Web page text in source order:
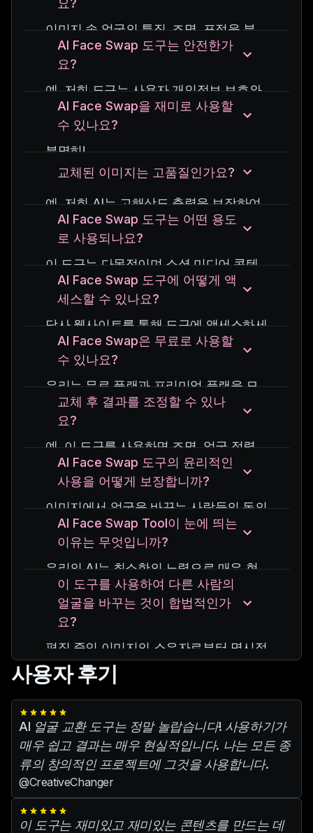
서 사진 속 얼굴을 바꾸는 애플리케이션
입니다.
요?
이미지 속 얼굴의 특징, 조명, 표정을 분
석한 다음 왜곡이나 시각적 아티팩트를
최소화하면서 원활하게 바꾸는 방식으로
작동합니다.
AI Face Swap 도구는 안전한가
요?
예, 저희 도구는 사용자 개인정보 보호와
안전을 염두에 두고 설계되었습니다.
우리는 모든 이미지가 안전하게 처리되고
사용자가 이미지에 대한 모든 권한을 보
유하도록 보장합니다.
AI Face Swap을 재미로 사용할
수 있나요?
분명히!
우리의 도구는 친구들과 공유할 재미있는
보다 진지한 예술적 또는 창의적인 목적
을 위해 완벽합니다.
교체된 이미지는 고품질인가요?
예, 저희 AI는 고해상도 출력을 보장하여
이미지의 무결성을 유지하면서 부드럽고
사실적인 얼굴 교환을 보장합니다.
AI Face Swap 도구는 어떤 용도
로 사용되나요?
이 도구는 다목적이며 소셜 미디어 콘텐
츠, 디지털 아트, 엔터테인먼트 및 마케팅
자료나 영화 제작과 같은 전문 프로젝트
에 적합합니다.
AI Face Swap 도구에 어떻게 액
세스할 수 있나요?
당사 웹사이트를 통해 도구에 액세스하세
요.
이미지를 업로드하고 단계를 따르면 몇
분 안에 교체된 이미지를 만들 수 있습니
다.
기술적 전문 지식이 필요하지 않습니다!
AI Face Swap은 무료로 사용할
수 있나요?
우리는 무료 플랜과 프리미엄 플랜을 모
두 제공합니다.
무료 플랜에는 기본 기능이 포함되어 있
고, 프리미엄 플랜에는 고급 편집 옵션과
더 높은 해상도의 출력이 제공됩니다.
교체 후 결과를 조정할 수 있나
요?
예. 이 도구를 사용하면 조명, 얼굴 정렬
및 기타 매개변수를 조정하는 옵션으로
스왑을 미세 조정하여 완벽한 모습을 얻
을 수 있습니다.
AI Face Swap 도구의 윤리적인
사용을 어떻게 보장합니까?
이미지에서 얼굴을 바꾸는 사람들의 동의
를 항상 얻으세요.
오해의 소지가 있거나 유해한 콘텐츠를
생성하지 않으려면 윤리적 지침을 따르십
시오.
AI Face Swap Tool이 눈에 띄는
이유는 무엇입니까?
우리의 AI는 최소한의 노력으로 매우 현
실적인 교환을 제공하므로 사용자는 안전
한 개인 정보 보호 기능을 통해 전문가 수
준의 결과를 쉽게 얻을 수 있습니다.
이 도구를 사용하여 다른 사람의
얼굴을 바꾸는 것이 합법적인가
요?
편집 중인 이미지의 소유자로부터 명시적
인 동의를 받았는지 확인하세요.
개인정보를 존중하고 비윤리적인 관행을
피하는 것이 중요합니다.
사용자 후기
AI 얼굴 교환 도구는 정말 놀랍습니다! 사용하기가
매우 쉽고 결과는 매우 현실적입니다. 나는 모든 종
류의 창의적인 프로젝트에 그것을 사용합니다.
@CreativeChanger
이 도구는 재미있고 재미있는 콘텐츠를 만드는 데